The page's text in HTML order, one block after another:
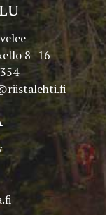
8–16